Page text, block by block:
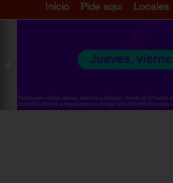
Inicio Pide aquí Locales